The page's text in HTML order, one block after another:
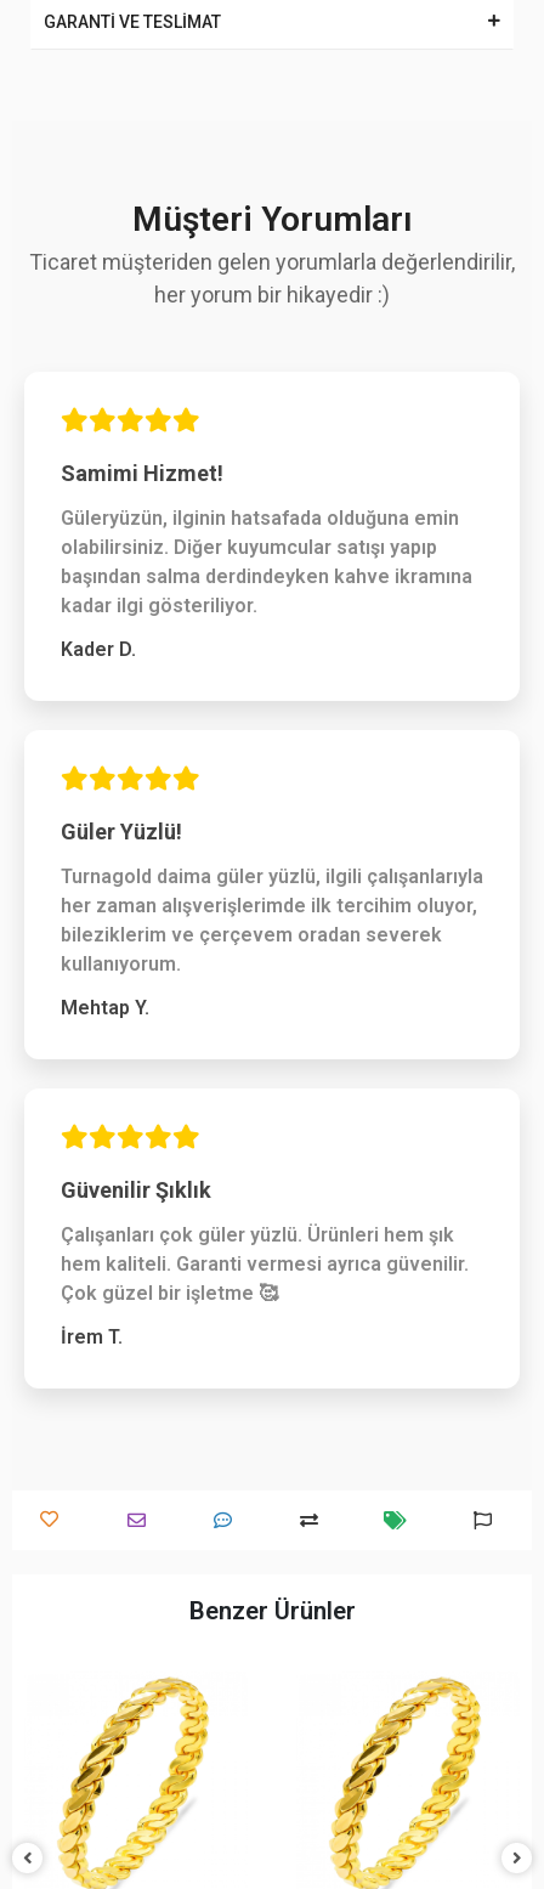
GARANTİ VE TESLİMAT
Müşteri Yorumları
Ticaret müşteriden gelen yorumlarla değerlendirilir,
her yorum bir hikayedir :)
Samimi Hizmet!
Güleryüzün, ilginin hatsafada olduğuna emin
olabilirsiniz. Diğer kuyumcular satışı yapıp
başından salma derdindeyken kahve ikramına
kadar ilgi gösteriliyor.
Kader D.
Güler Yüzlü!
Turnagold daima güler yüzlü, ilgili çalışanlarıyla
her zaman alışverişlerimde ilk tercihim oluyor,
bileziklerim ve çerçevem oradan severek
kullanıyorum.
Mehtap Y.
Güvenilir Şıklık
Çalışanları çok güler yüzlü. Ürünleri hem şık
hem kaliteli. Garanti vermesi ayrıca güvenilir.
Çok güzel bir işletme 🥰
İrem T.
Benzer Ürünler